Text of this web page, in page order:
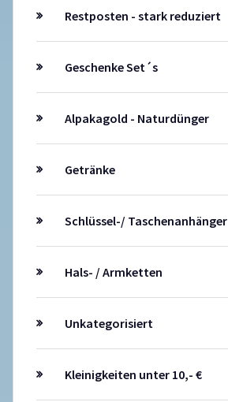
Restposten - stark reduziert
Geschenke Set´s
Alpakagold - Naturdünger
Getränke
Schlüssel-/ Taschenanhänger
Hals- / Armketten
Unkategorisiert
Kleinigkeiten unter 10,- €